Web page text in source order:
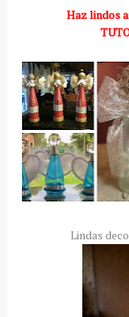
Haz lindos
Lindas